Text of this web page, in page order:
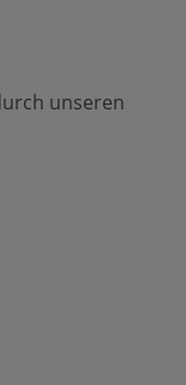
unseren